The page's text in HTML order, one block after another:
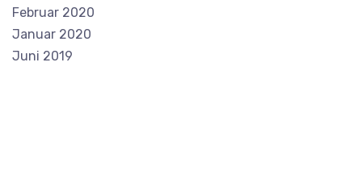
Februar 2020
Januar 2020
Juni 2019